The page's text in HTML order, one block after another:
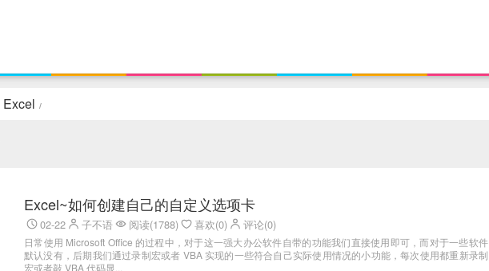
Excel /
Excel~如何创建自己的自定义选项卡
02-22 子不语 阅读(1788) 喜欢(0) 评论(0)
日常使用 Microsoft Office 的过程中，对于这一强大办公软件自带的功能我们直接使用即可，而对于一些软件
默认没有，后期我们通过录制宏或者 VBA 实现的一些符合自己实际使用情况的小功能，每次使用都重新录制
宏或者敲 VBA 代码显...